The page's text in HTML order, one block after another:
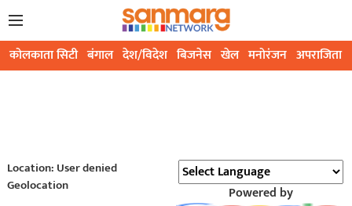
कोलकाता सिटी बंगाल देश/विदेश बिजनेस खेल मनोरंजन अपराजिता
Location: User denied
Geolocation
Powered by